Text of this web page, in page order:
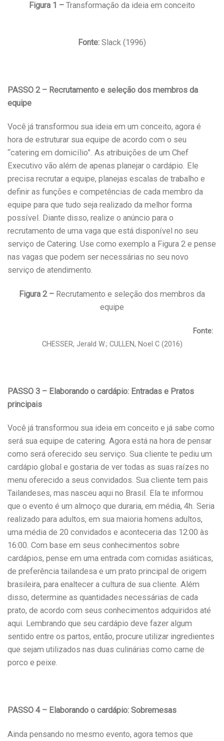
Figura 1 – Transformação da ideia em conceito
Fonte: Slack (1996)
PASSO 2 – Recrutamento e seleção dos membros da
equipe
Você já transformou sua ideia em um conceito, agora é
hora de estruturar sua equipe de acordo com o seu
“catering em domicílio”. As atribuições de um Chef
Executivo vão além de apenas planejar o cardápio. Ele
precisa recrutar a equipe, planejas escalas de trabalho e
definir as funções e competências de cada membro da
equipe para que tudo seja realizado da melhor forma
possível. Diante disso, realize o anúncio para o
recrutamento de uma vaga que está disponível no seu
serviço de Catering. Use como exemplo a Figura 2 e pense
nas vagas que podem ser necessárias no seu novo
serviço de atendimento.
Figura 2 – Recrutamento e seleção dos membros da
equipe
Fonte:
CHESSER, Jerald W.; CULLEN, Noel C (2016)
PASSO 3 – Elaborando o cardápio: Entradas e Pratos
principais
Você já transformou sua ideia em conceito e já sabe como
será sua equipe de catering. Agora está na hora de pensar
como será oferecido seu serviço. Sua cliente te pediu um
cardápio global e gostaria de ver todas as suas raízes no
menu oferecido a seus convidados. Sua cliente tem pais
Tailandeses, mas nasceu aqui no Brasil. Ela te informou
que o evento é um almoço que duraria, em média, 4h. Seria
realizado para adultos, em sua maioria homens adultos,
uma média de 20 convidados e aconteceria das 12:00 às
16:00. Com base em seus conhecimentos sobre
cardápios, pense em uma entrada com comidas asiáticas,
de preferência tailandesa e um prato principal de origem
brasileira, para enaltecer a cultura de sua cliente. Além
disso, determine as quantidades necessárias de cada
prato, de acordo com seus conhecimentos adquiridos até
aqui. Lembrando que seu cardápio deve fazer algum
sentido entre os partos, então, procure utilizar ingredientes
que sejam utilizados nas duas culinárias como carne de
porco e peixe.
PASSO 4 – Elaborando o cardápio: Sobremesas
Ainda pensando no mesmo evento, agora temos que